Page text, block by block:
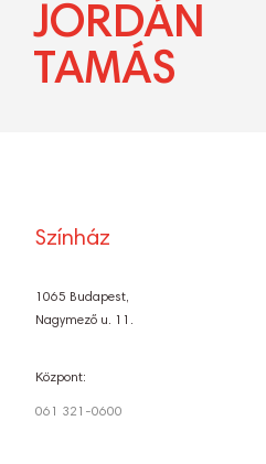
JORDÁN
TAMÁS
Színház
1065 Budapest,
Nagymező u. 11.
Központ:
061 321-0600